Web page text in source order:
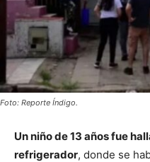
Foto: Reporte Índigo.
Un niño de 13 años fue
refrigerador, donde se